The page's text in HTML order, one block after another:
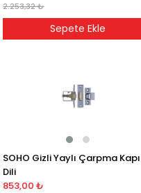
2.253,32 ₺
Sepete Ekle
SOHO Gizli Yaylı Çarpma Kapı
Dili
853,00 ₺